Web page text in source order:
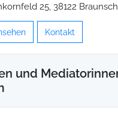
25, 38122
Kontakt
und